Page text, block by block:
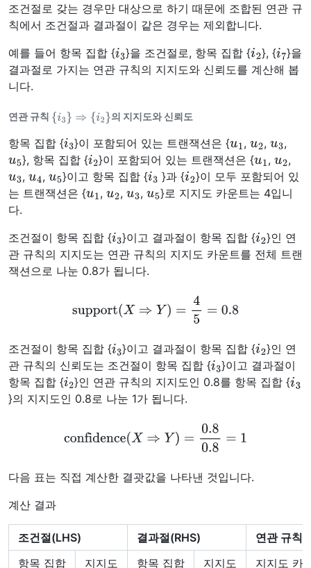
조건절로 갖는 경우만 대상으로 하기 때문에 조합된 연관 규
칙에서 조건절과 결과절이 같은 경우는 제외합니다.
예를 들어 항목 집합 {i3}을 조건절로, 항목 집합 {i2}, {i7}을
결과절로 가지는 연관 규칙의 지지도와 신뢰도를 계산해 봅
니다.
연관 규칙 {i3 }⇒ i2 의 지지도와 신뢰도
항목 집합 {i3}이 포함되어 있는 트랜잭션은 {u1 ,u2 ,u3 ,
u5}, 항목 집합 {i2}이 포함되어 있는 트랜잭션은 {u1 ,u2 ,
u3 , u4, u5}이고 항목 집합 {i3 }과 {i2 }이 모두 포함되어 있
는 트랜잭션은 {u1 , u2 , u3 , u5}로 지지도 카운트는 4입니
다.
조건절이 항목 집합 {i3}이고 결과절이 항목 집합 {i2 }인 연
관 규칙의 지지도는 연관 규칙의 지지도 카운트를 전체 트랜
잭션으로 나눈 0.8가 됩니다.
=0.8
조건절이 항목 집합 {i3}이고 결과절이 항목 집합 {i2}인 연
관 규칙의 신뢰도는 조건절이 항목 집합 {i3}이고 결과절이
항목 집합 {i2}인 연관 규칙의 지지도인 0.8를 항목 집합 {i3
}의 지지도인 0.8로 나눈 1가 됩니다.
0.8=
다음 표는 직접 계산한 결괏값을 나타낸 것입니다.
계산 결과
조건절(LHS) 결과절(RHS)
연관 규칙
항목 집합
지지도 항목 집합 지지도 지지도 카